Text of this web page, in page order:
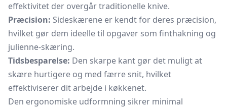
effektivitet der overgår traditionelle knive.
Præcision: Sideskærene er kendt for deres præcision,
hvilket gør dem ideelle til opgaver som finthakning og
julienne-skæring.
Tidsbesparelse: Den skarpe kant gør det muligt at
skære hurtigere og med færre snit, hvilket
effektiviserer dit arbejde i køkkenet.
Den ergonomiske udformning sikrer minimal